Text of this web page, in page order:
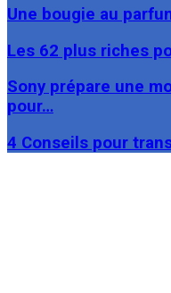
Une bougie au
Les 62 plus riches
Sony prépare une
pour…
4 Conseils pour